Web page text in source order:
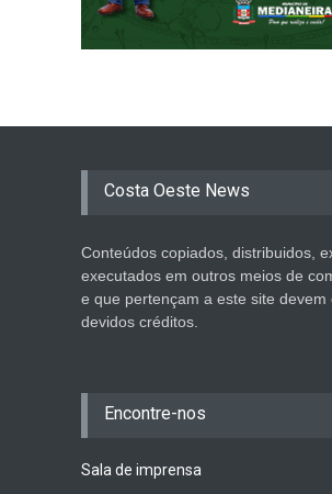
Costa Oeste News
Conteúdos copiados, distribuidos,
executados em outros meios de
e que pertençam a este site devem
devidos créditos.
Encontre-nos
Sala de imprensa